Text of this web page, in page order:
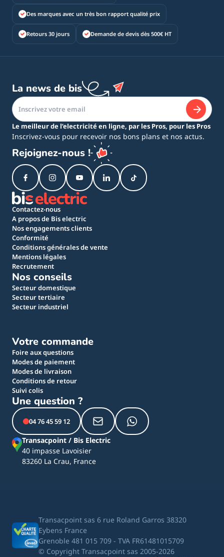
Des marques avec un très bon rapport qualité prix
Retours 30 jours Demande de devis dès 500€ HT
La news de bis
Le meilleur de l’electricité en ligne, par les Pros, pour les Pros
Inscrivez-vous pour recevoir nos bons plans et nos actus.
Rejoignez-nous !
Contactez-nous
A propos de Bis electric
Nos engagements clients
Conformité
Conditions générales de vente
Mentions légales
Recrutement
Nos conseils
Secteur domestique
Secteur tertiaire
Secteur industriel
Votre commande
Foire aux questions
Modes de paiement
Modes de livraison
Conditions de retour
Suivi colis
Une question ?
04 76 45 59 12
Transacpoint / Bis Electric
40 impasse Lavoisier
83260 La Crau, France
Transacpoint sas 6 rue Roland Garros 38320
Eybens France
Grenoble 481 015 709 - TVA FR61481015709
© Copyright Transacpoint sas 2005-2026